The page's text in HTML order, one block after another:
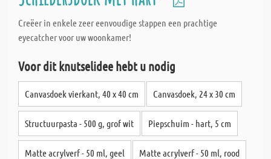
Creëer in enkele zeer eenvoudige stappen een prachtige
eyecatcher voor uw woonkamer!
Voor dit knutselidee hebt u nodig
Canvasdoek vierkant, 40 x 40 cm Canvasdoek, 24 x 30 cm
Structuurpasta - 500 g, grof wit Piepschuim - hart, 5 cm
Matte acrylverf - 50 ml, geel Matte acrylverf - 50 ml, rood